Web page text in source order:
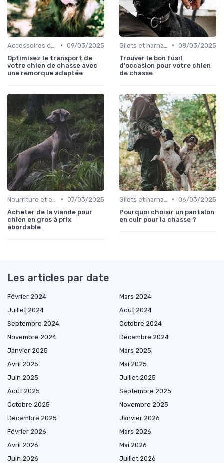
• 09/03/2025
Optimisez le transport de
votre chien de chasse avec
une remorque adaptée
• 08/03/2025
Trouver le bon fusil
d'occasion pour votre chien
de chasse
• 07/03/2025
Acheter de la viande pour
chien en gros à prix
abordable
• 06/03/2025
Pourquoi choisir un pantalon
en cuir pour la chasse ?
Les articles par date
Février 2024
Mars 2024
Juillet 2024
Août 2024
Septembre 2024
Octobre 2024
Novembre 2024
Décembre 2024
Janvier 2025
Mars 2025
Avril 2025
Mai 2025
Juin 2025
Juillet 2025
Août 2025
Septembre 2025
Octobre 2025
Novembre 2025
Décembre 2025
Janvier 2026
Février 2026
Mars 2026
Avril 2026
Mai 2026
Juin 2026
Juillet 2026